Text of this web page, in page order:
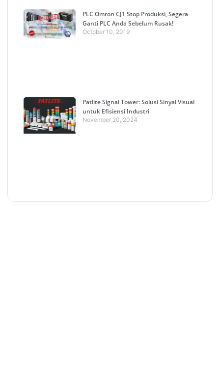
PLC Omron CJ1 Stop Produksi, Segera
Ganti PLC Anda Sebelum Rusak!
October 10, 2019
Patlite Signal Tower: Solusi Sinyal Visual
untuk Efisiensi Industri
November 20, 2024